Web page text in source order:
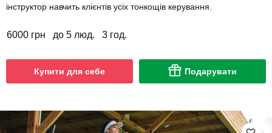
інструктор навчить клієнтів усіх тонкощів керування.
6000 грн до 5 люд. 3 год.
Купити для себе Подарувати